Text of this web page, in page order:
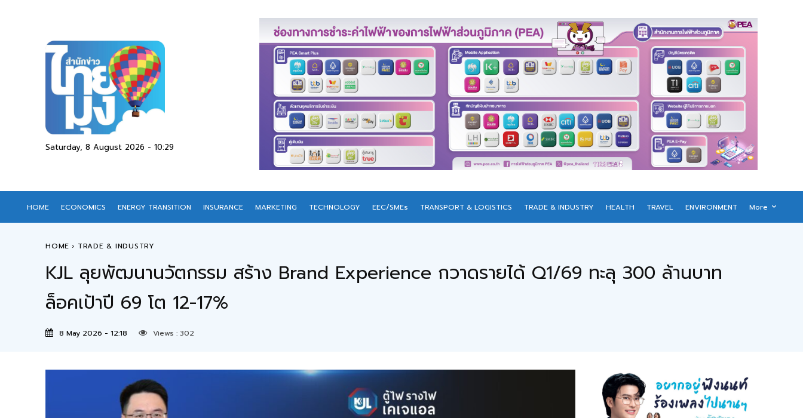
Saturday, 8 August 2026 - 10:29
HOME ECONOMICS ENERGY TRANSITION INSURANCE MARKETING TECHNOLOGY EEC/SMEs TRANSPORT & LOGISTICS TRADE & INDUSTRY HEALTH TRAVEL ENVIRONMENT More
HOME TRADE & INDUSTRY
KJL ลุยพัฒนานวัตกรรม สร้าง Brand Experience กวาดรายได้ Q1/69 ทะลุ 300 ล้านบาท
ล็อคเป้าปี 69 โต 12-17%
8 May 2026 - 12:18 Views : 302